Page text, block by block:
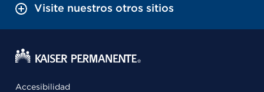
Visite nuestros otros sitios
Accesibilidad